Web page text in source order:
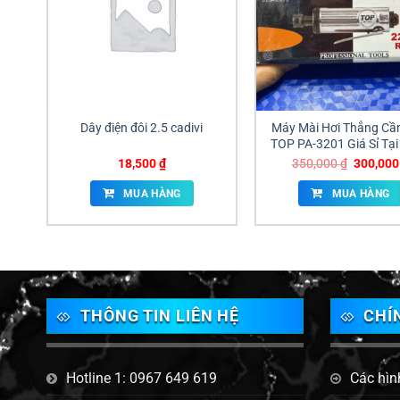
Dây điện đôi 2.5 cadivi
18,500₫
MUA HÀNG
Máy Mài Hơi Thẳng
TOP PA-3201 Giá Sỉ
Nai
350,000₫ Giá
là:
350,000
300,000
MUA HÀNG
THÔNG TIN LIÊN HỆ
Hotline 1: 0967 649 619 Các